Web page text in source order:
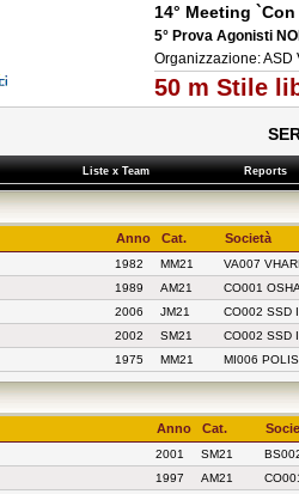
14° Meeting
5° Prova Agonisti
Organizzazione: ASD
50 m Stile
Liste x Team Reports
Anno Cat. Società
1982 MM21
VA007
1989 AM21
CO001
2006 JM21
CO002 SSD
2002 SM21
CO002 SSD
1975 MM21 MI006
Anno Cat.
2001 SM21
1997 AM21